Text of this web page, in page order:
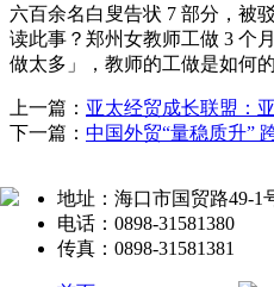
六百余名白叟告状 7 部分，被
读此事？郑州女教师工做 3 个
做太多」，教师的工做是如何
上一篇： 亚太经贸成长联盟：
下一篇： 中国外贸“量稳质升”
地址：海口市国贸路49-1
电话：0898-31581380
传真：0898-31581381